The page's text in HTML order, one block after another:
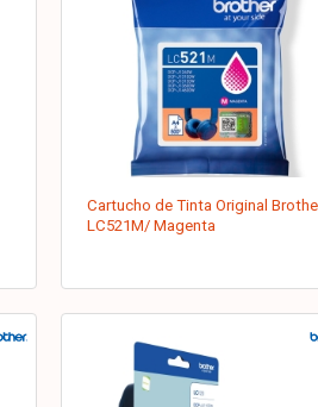
Cartucho de Tinta Original
LC521M/ Magenta